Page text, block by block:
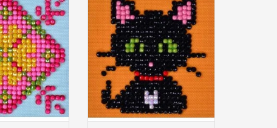
(7 X 7 cm)
WINKELWAGEN
7 X 7 cm